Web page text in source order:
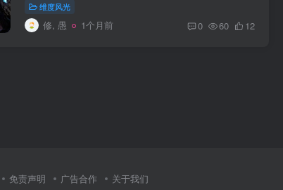
维度风光
修, 愚 1个月前 0 60 12
免责声明 广告合作 关于我们